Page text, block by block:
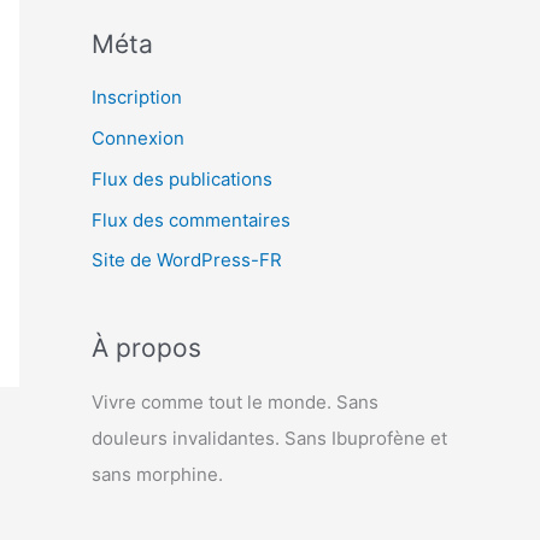
Méta
Inscription
Connexion
Flux des publications
Flux des commentaires
Site de WordPress-FR
À propos
Vivre comme tout le monde. Sans
douleurs invalidantes. Sans Ibuprofène et
sans morphine.